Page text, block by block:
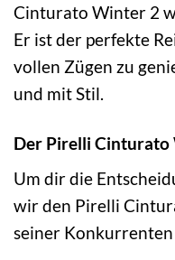
Cinturato Winter 2
Er ist der perfekte
vollen Zügen zu
und mit Stil.
Der Pirelli Cinturato
Um dir die
wir den Pirelli
seiner